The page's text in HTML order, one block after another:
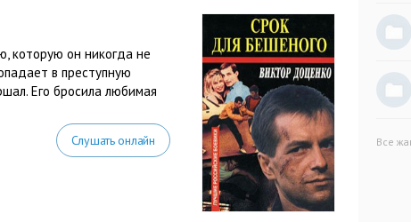
которую он никогда не
в преступную
Его бросила любимая
Слушать онлайн Все